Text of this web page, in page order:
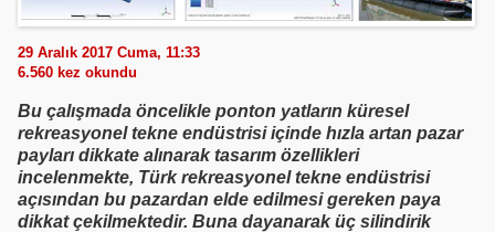
29 Aralık 2017 Cuma, 11:33
6.560 kez okundu
Bu çalışmada öncelikle ponton yatların küresel
rekreasyonel tekne endüstrisi içinde hızla artan pazar
payları dikkate alınarak tasarım özellikleri
incelenmekte, Türk rekreasyonel tekne endüstrisi
açısından bu pazardan elde edilmesi gereken paya
dikkat çekilmektedir. Buna dayanarak üç silindirik